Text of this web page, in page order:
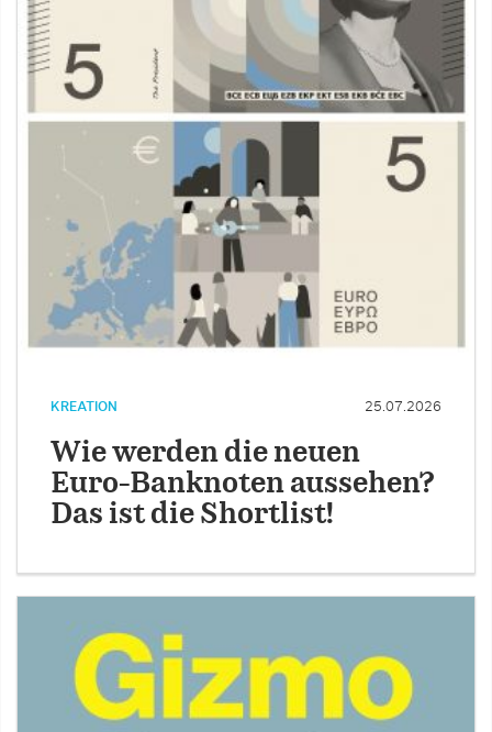
KREATION 25.07.2026
Wie werden die neuen
Euro-Banknoten aussehen?
Das ist die Shortlist!